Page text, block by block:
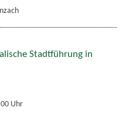
Stadtführung in
Uhr